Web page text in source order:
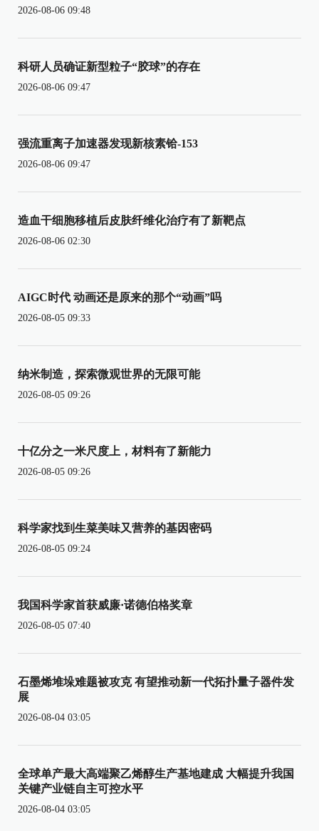
2026-08-06 09:48
科研人员确证新型粒子“胶球”的存在
2026-08-06 09:47
强流重离子加速器发现新核素铪-153
2026-08-06 09:47
造血干细胞移植后皮肤纤维化治疗有了新靶点
2026-08-06 02:30
AIGC时代 动画还是原来的那个“动画”吗
2026-08-05 09:33
纳米制造，探索微观世界的无限可能
2026-08-05 09:26
十亿分之一米尺度上，材料有了新能力
2026-08-05 09:26
科学家找到生菜美味又营养的基因密码
2026-08-05 09:24
我国科学家首获威廉·诺德伯格奖章
2026-08-05 07:40
石墨烯堆垛难题被攻克 有望推动新一代拓扑量子器件发
展
2026-08-04 03:05
全球单产最大高端聚乙烯醇生产基地建成 大幅提升我国
关键产业链自主可控水平
2026-08-04 03:05